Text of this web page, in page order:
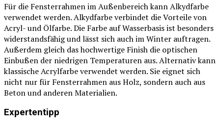
Für die Fensterrahmen im Außenbereich kann Alkydfarbe
verwendet werden. Alkydfarbe verbindet die Vorteile von
Acryl- und Ölfarbe. Die Farbe auf Wasserbasis ist besonders
widerstandsfähig und lässt sich auch im Winter auftragen.
Außerdem gleich das hochwertige Finish die optischen
Einbußen der niedrigen Temperaturen aus. Alternativ kann
klassische Acrylfarbe verwendet werden. Sie eignet sich
nicht nur für Fensterrahmen aus Holz, sondern auch aus
Beton und anderen Materialien.
Expertentipp